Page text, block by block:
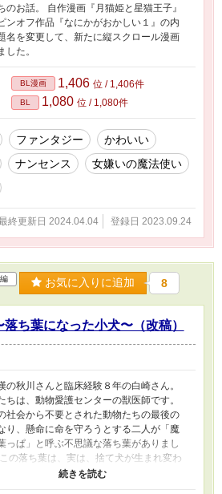
のお話。 自作漫画『月猫姫と星猫王子』
ンオフ作品『なにかがおかしい１』の内
名を変更して、新たに縦スクロール漫画
した。
BL漫画 1,406 位 / 1,406件
BL 1,080 位 / 1,080件
ファンタジー
かわいい
ナンセンス
女嫌いの魔法使い
終更新日 2024.04.04 登録日 2023.09.24
お気に入りに追加 8
ち葉になった小犬〜（改稿）
の秋川さんと臨床経験８年の白崎さん。
ちは、動物愛護センターの獣医師です。
社会から不要とされた動物たちの最後の
り、懸命に命を守ろうとする二人が「魔
っぱ」と呼ぶ不思議な落ち葉がありまし
の落ち葉は、実は、捨て犬が生まれ変わ
のでした。無残な死を遂げ落ち葉になっ